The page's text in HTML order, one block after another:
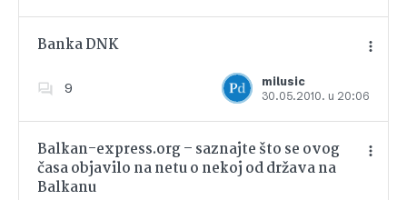
Banka DNK
9
milusic
30.05.2010. u 20:06
Dodajte u favorite
Balkan-express.org – saznajte što se ovog
časa objavilo na netu o nekoj od država na
Balkanu